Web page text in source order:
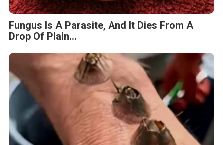
Fungus Is A Parasite, And It Dies From A
Drop Of Plain...